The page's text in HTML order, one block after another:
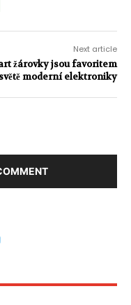
Next article
žárovky jsou favoritem
moderní elektroniky